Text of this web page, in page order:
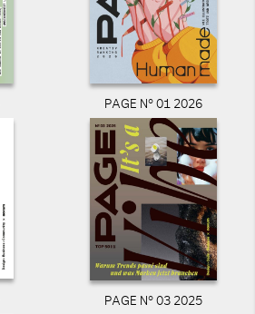
PAGE N° 01 2026
PAGE N° 03 2025